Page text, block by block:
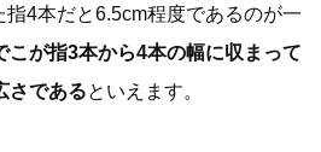
4本だと6.5cm程度であるのが一
こが指3本から4本の幅に収まって
さであるといえます。